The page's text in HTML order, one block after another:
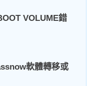
VOLUME錯
軟體轉移或